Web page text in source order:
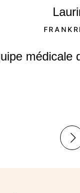
médicale
: